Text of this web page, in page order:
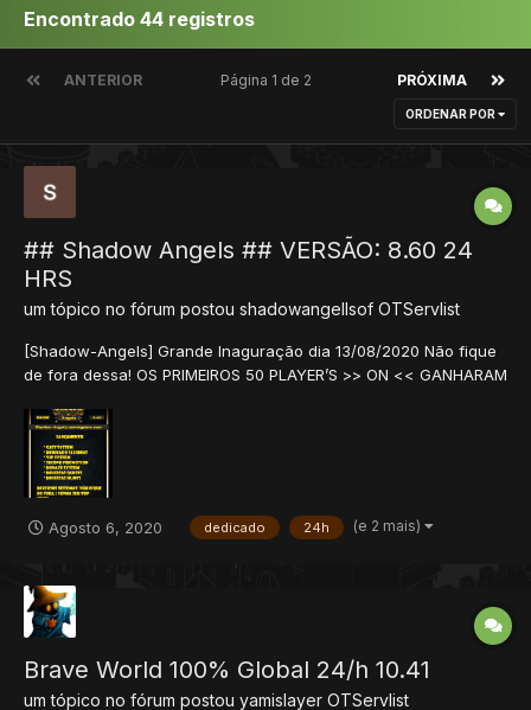
Encontrado 44 registros
ANTERIOR PRÓXIMA
Página 1 de 2
ORDENAR POR
## Shadow Angels ## VERSÃO: 8.60 24
HRS
um tópico no fórum postou shadowangellsof OTServlist
[Shadow-Angels] Grande Inaguração dia 13/08/2020 Não fique
de fora dessa! OS PRIMEIROS 50 PLAYER’S >> ON << GANHARAM
48H * Vip 1 , Vip 2 , Vip 3, Area Donate * Eventos a cada 1 Hora
* Eventos : Team B...
Agosto 6, 2020 dedicado 24h (e 2 mais)
Brave World 100% Global 24/h 10.41
um tópico no fórum postou yamislayer OTServlist